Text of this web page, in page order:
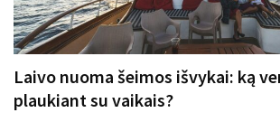
Laivo nuoma šeimos išvykai: ką
plaukiant su vaikais?